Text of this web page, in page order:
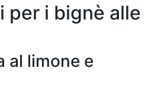
per i bignè alle
al limone e